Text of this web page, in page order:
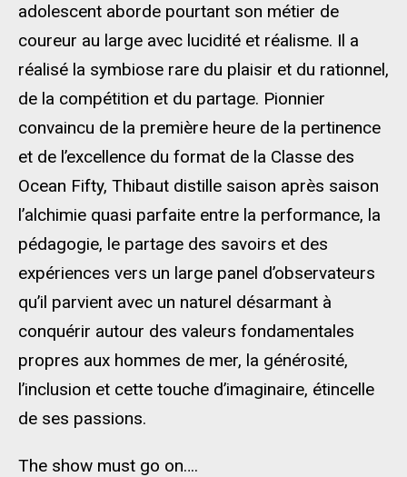
adolescent aborde pourtant son métier de
coureur au large avec lucidité et réalisme. Il a
réalisé la symbiose rare du plaisir et du rationnel,
de la compétition et du partage. Pionnier
convaincu de la première heure de la pertinence
et de l’excellence du format de la Classe des
Ocean Fifty, Thibaut distille saison après saison
l’alchimie quasi parfaite entre la performance, la
pédagogie, le partage des savoirs et des
expériences vers un large panel d’observateurs
qu’il parvient avec un naturel désarmant à
conquérir autour des valeurs fondamentales
propres aux hommes de mer, la générosité,
l’inclusion et cette touche d’imaginaire, étincelle
de ses passions.
The show must go on….